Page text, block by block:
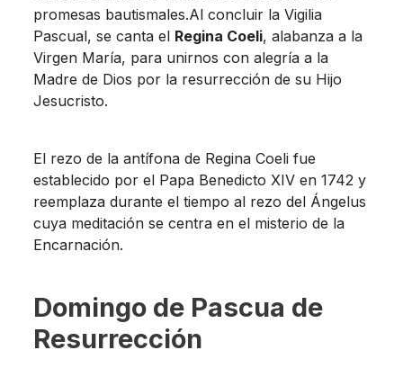
promesas bautismales.Al concluir la Vigilia
Pascual, se canta el Regina Coeli, alabanza a la
Virgen María, para unirnos con alegría a la
Madre de Dios por la resurrección de su Hijo
Jesucristo.
El rezo de la antífona de Regina Coeli fue
establecido por el Papa Benedicto XIV en 1742 y
reemplaza durante el tiempo al rezo del Ángelus
cuya meditación se centra en el misterio de la
Encarnación.
Domingo de Pascua de
Resurrección